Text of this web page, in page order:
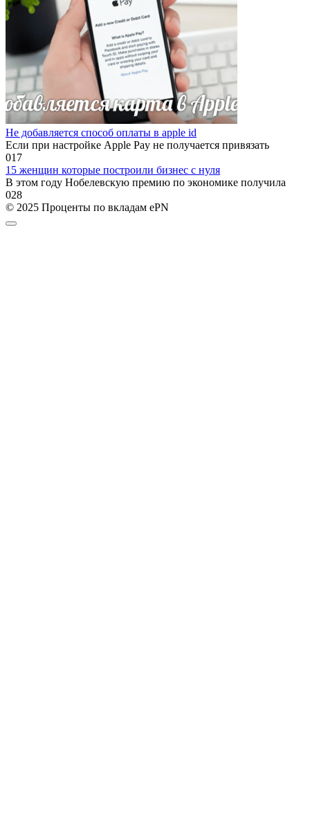
Не добавляется способ оплаты в apple id
Если при настройке Apple Pay не получается привязать
017
15 женщин которые построили бизнес с нуля
В этом году Нобелевскую премию по экономике получила
028
© 2025 Проценты по вкладам ePN